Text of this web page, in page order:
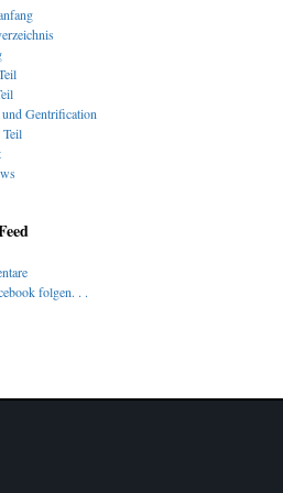
und Gentrification
folgen. . .